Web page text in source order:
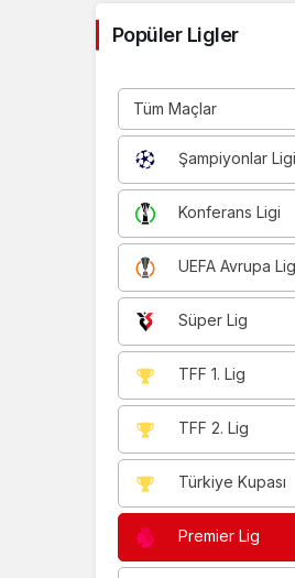
Popüler Ligler
Tüm Maçlar
Şampiyonlar Ligi
Konferans Ligi
UEFA Avrupa
Süper Lig
TFF 1. Lig
TFF 2. Lig
Türkiye Kupası
Premier Lig